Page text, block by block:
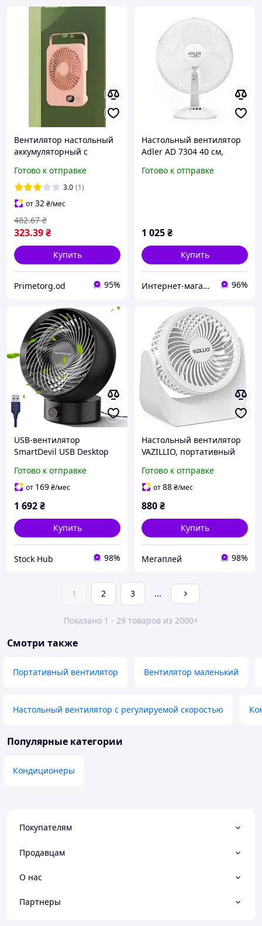
Вентилятор настольный
аккумуляторный с
скорости и тихой работой
16.5*13.2*3.8см
Готово к отправке
3.0 (1)
от32₴/мес
323.39₴
482.67 ₴
Купить
Primetorg.od 95%
Настольный вентилятор
Adler AD 7304 40 см,
вращением и
Готово к отправке
1 025₴
Купить
Интернет-магазин бытовой техники и посуды из Европы "BestTopShop" 96%
USB-вентилятор
SmartDevil USB Desktop
вентилятор, Небольшой
тихий настольный
Готово к отправке
от 169₴/мес
1 692₴
Купить
Stock Hub 98%
Настольный вентилятор
VAZILLIO, портативный
Готово к отправке
от88₴/мес
880₴
Купить
Мегаплей 98%
1 2 3 ...
Показано 1 - 29 товаров из 2000+
Смотри также
Портативный вентилятор Вентилятор маленький
Настольный вентилятор с регулируемой скоростью
Популярные категории
Кондиционеры
Покупателям
Продавцам
О нас
Партнеры